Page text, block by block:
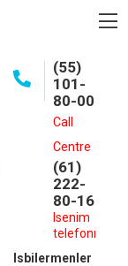
(55)
101-
80-00
Call
Centre
(61)
222-
80-16
Isenim
telefonı
Isbilermenler